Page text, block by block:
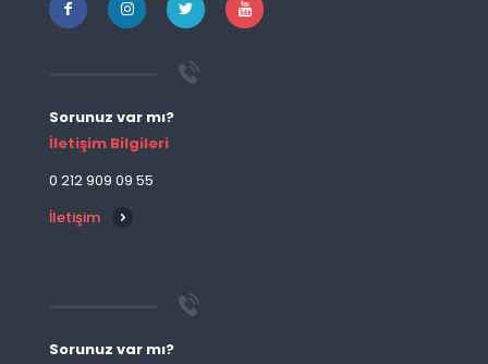
Sorunuz var mı?
İletişim Bilgileri
0 212 909 09 55
İletişim
Sorunuz var mı?